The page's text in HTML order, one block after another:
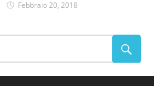
Febbraio 20, 2018